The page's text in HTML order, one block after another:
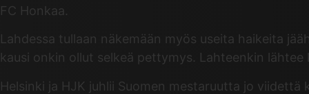
FC Honkaa.
Lahdessa tullaan näkemään myös useita haikeita
kausi onkin ollut selkeä pettymys. Lahteenkin
Helsinki ja HJK juhlii Suomen mestaruutta jo